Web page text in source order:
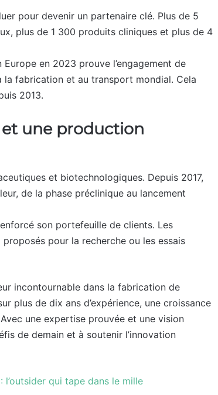
pour devenir un partenaire clé. Plus de 5
plus de 1 300 produits cliniques et plus de 4
Europe en 2023 prouve l’engagement de
la fabrication et au transport mondial. Cela
2013.
et une production
et biotechnologiques. Depuis 2017,
de la phase préclinique au lancement
son portefeuille de clients. Les
pour la recherche ou les essais
incontournable dans la fabrication de
plus de dix ans d’expérience, une croissance
une expertise prouvée et une vision
de demain et à soutenir l’innovation
l’outsider qui tape dans le mille